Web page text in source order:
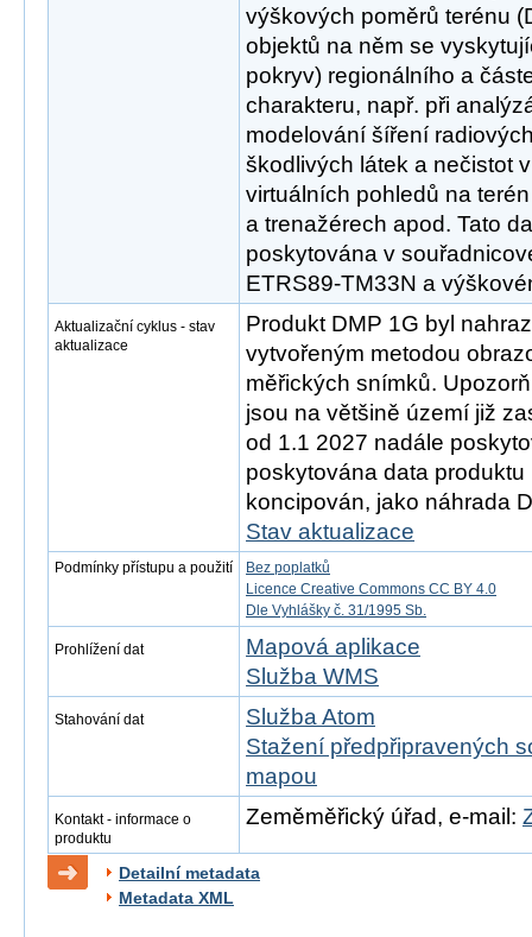
výškových poměrů terénu
objektů na něm se
pokryv) regionálního a
charakteru, např. při
modelování šíření
škodlivých látek a nečistot
virtuálních pohledů na
a trenažérech apod. Tato
poskytována v
ETRS89-TM33N a
Aktualizační cyklus - stav
aktualizace
Produkt DMP 1G byl
vytvořeným metodou
měřických snímků.
jsou na většině území již
od 1.1 2027 nadále
poskytována data produktu
koncipován, jako náhrada
Stav aktualizace
Podmínky přístupu a použití
Bez poplatků
Licence Creative Commons CC BY 4.0
Dle Vyhlášky č. 31/1995 Sb.
Prohlížení dat
Mapová aplikace
Služba WMS
Stahování dat
Služba Atom
Stažení předpřipravených
mapou
Kontakt - informace o
produktu
Zeměměřický úřad, e-mail:
Detailní metadata
Metadata XML